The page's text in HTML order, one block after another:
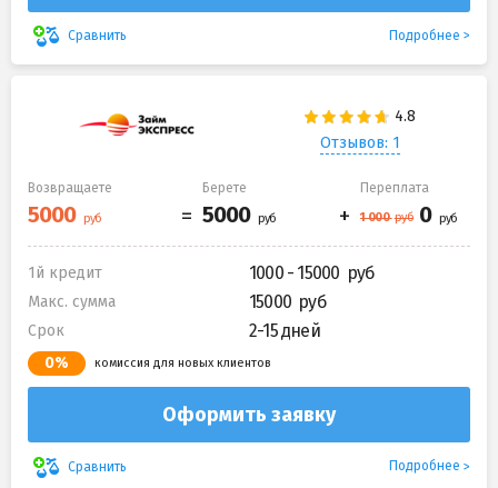
Сравнить Подробнее
Отзывов: 1
Возвращаете Берете Переплата
1й кредит 1000 - 15000
Макс. сумма 15000
Срок 2-15 дней
0% комиссия для новых клиентов
Оформить заявку
Сравнить Подробнее